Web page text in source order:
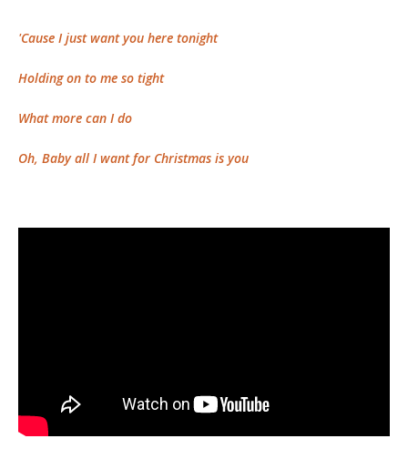
'Cause I just want you here tonight
Holding on to me so tight
What more can I do
Oh, Baby all I want for Christmas is you